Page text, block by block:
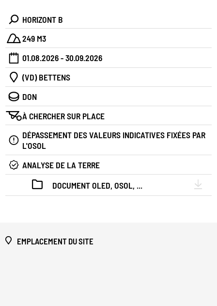
HORIZONT B
249 M3
01.08.2026 - 30.09.2026
(VD) BETTENS
DON
À CHERCHER SUR PLACE
DÉPASSEMENT DES VALEURS INDICATIVES FIXÉES PAR
L'OSOL
ANALYSE DE LA TERRE
DOCUMENT OLED, OSOL, ...
EMPLACEMENT DU SITE